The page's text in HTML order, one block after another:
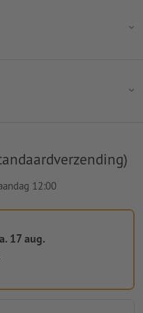
12:00
17 aug.